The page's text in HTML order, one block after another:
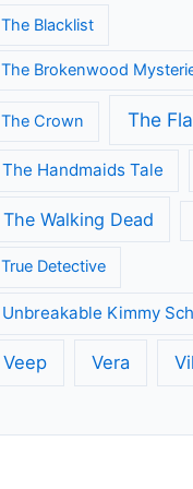
The Blacklist
The Brokenwood
The Crown The
The Handmaids Tale
The Walking Dead
True Detective
Unbreakable Kimmy
Veep Vera